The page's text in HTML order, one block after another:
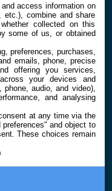
and access information on
combine and share
collected on this
some of us, or obtained
preferences, purchases,
emails, phone, precise
offering you services,
your devices and
audio, and video),
and analysing
at any time via the
and object to
These choices remain